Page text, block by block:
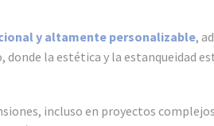
y altamente personalizable,
la estética y la estanqueidad
incluso en proyectos